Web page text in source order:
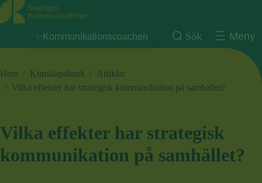
Sveriges Kommunikatörer
✨Kommunikationscoachen Sök Meny
Hem / Kunskapsbank / Artiklar
/ Vilka effekter har strategisk kommunikation på samhället?
Vilka effekter har strategisk
kommunikation på samhället?